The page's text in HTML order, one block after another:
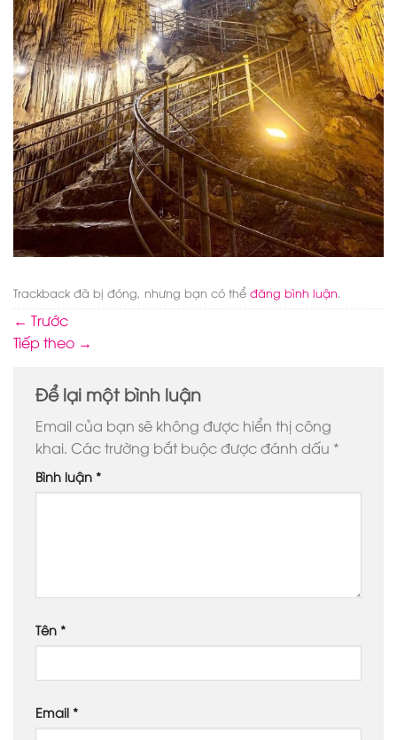
Trackback đã bị đóng, nhưng bạn có thể đăng bình luận.
← Trước
Tiếp theo →
Để lại một bình luận
Email của bạn sẽ không được hiển thị công
khai. Các trường bắt buộc được đánh dấu *
Bình luận *
Tên *
Email *